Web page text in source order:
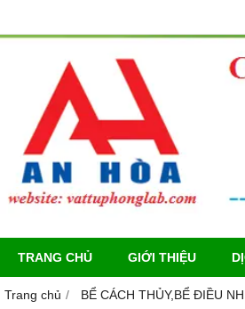
TRANG CHỦ GIỚI THIỆU
Trang chủ BỂ CÁCH THỦY,BỂ ĐIỀU